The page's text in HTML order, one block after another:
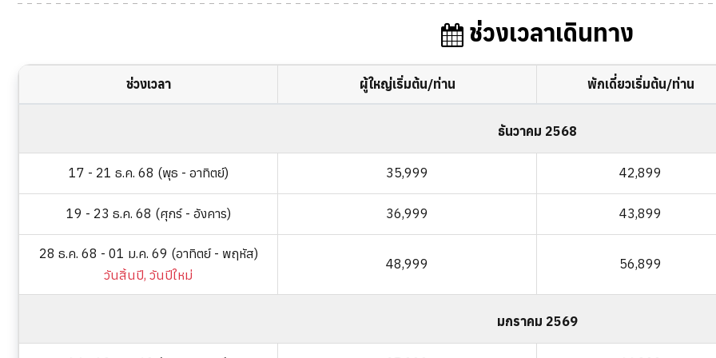
ช่วงเวลาเดินทาง
ช่วงเวลา ผู้ใหญ่เริ่มต้น/ท่าน พักเดี่ยวเริ่มต้น/ท่าน
ธันวาคม 2568
17 - 21 ธ.ค. 68 (พุธ - อาทิตย์) 35,999 42,899
19 - 23 ธ.ค. 68 (ศุกร์ - อังคาร) 36,999 43,899
28 ธ.ค. 68 - 01 ม.ค. 69 (อาทิตย์ - พฤหัส)
วันสิ้นปี, วันปีใหม่
48,999 56,899
มกราคม 2569